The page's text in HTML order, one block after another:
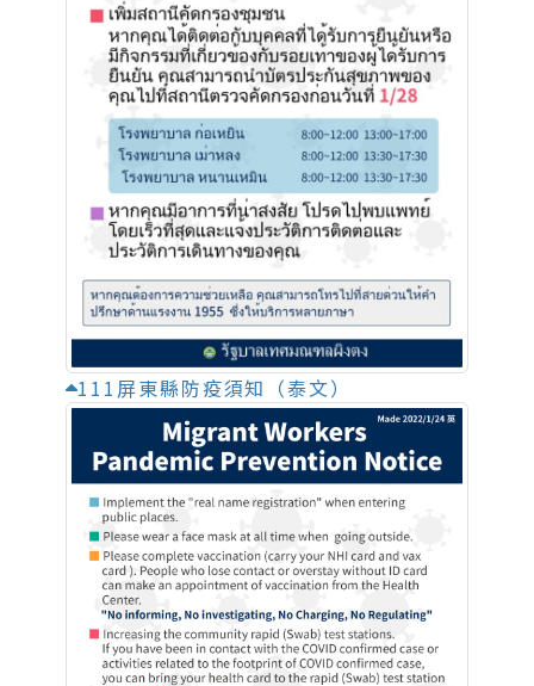
111屏東縣防疫須知（泰文）